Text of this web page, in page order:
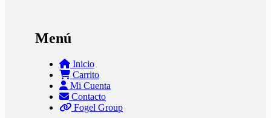
Menú
Inicio
Carrito
Mi Cuenta
Contacto
Fogel Group